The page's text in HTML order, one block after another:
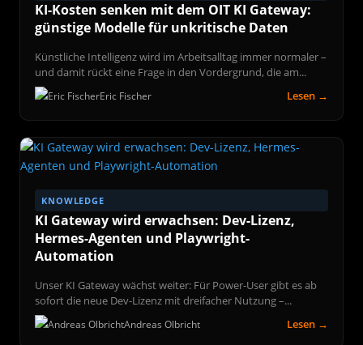
KI-Kosten senken mit dem OIT KI Gateway:
günstige Modelle für unkritische Daten
Künstliche Intelligenz wird im Arbeitsalltag immer normaler –
und damit rückt eine Frage in den Vordergrund, die am...
Eric Fischer Lesen →
KNOWLEDGE
KI Gateway wird erwachsen: Dev-Lizenz,
Hermes-Agenten und Playwright-
Automation
Unser KI Gateway wächst weiter: Für Power-User gibt es ab
sofort die neue Dev-Lizenz mit dreifacher Nutzung –...
Andreas Olbricht Lesen →